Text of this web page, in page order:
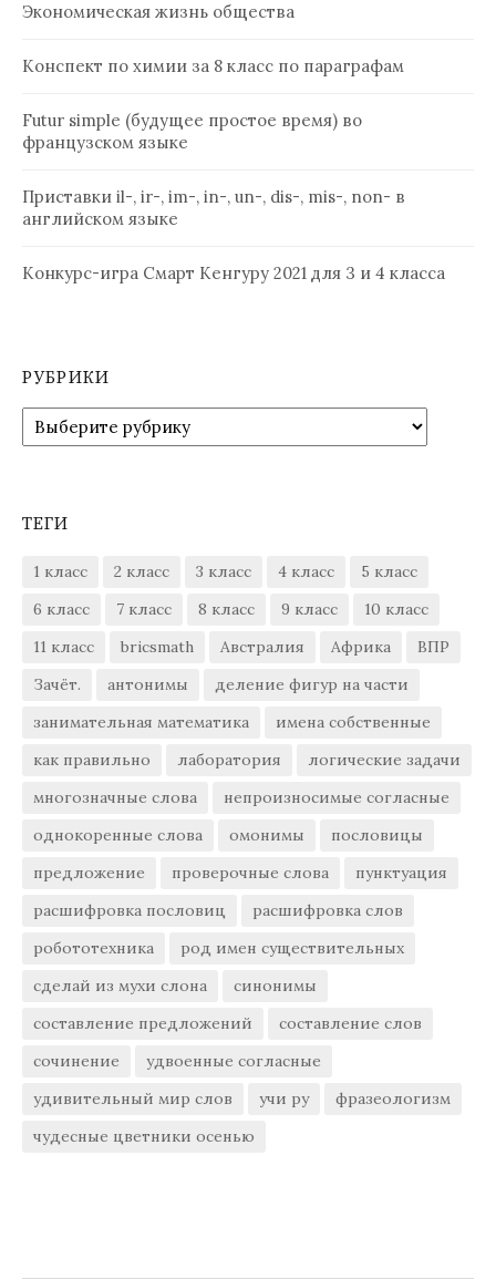
Экономическая жизнь общества
Конспект по химии за 8 класс по параграфам
Futur simple (будущее простое время) во
французском языке
Приставки il-, ir-, im-, in-, un-, dis-, mis-, non- в
английском языке
Конкурс-игра Смарт Кенгуру 2021 для 3 и 4 класса
РУБРИКИ
Рубрики
ТЕГИ
1 класс 2 класс 3 класс 4 класс
5 класс
6 класс
7 класс 8 класс 9 класс
10 класс
11 класс
bricsmath Австралия Африка
ВПР
Зачёт.
антонимы
деление фигур на части
занимательная математика
имена собственные
как правильно
лаборатория
логические задачи
многозначные слова
непроизносимые согласные
однокоренные слова
омонимы
пословицы
предложение
проверочные слова
пунктуация
расшифровка пословиц
расшифровка слов
робототехника
род имен существительных
сделай из мухи слона
синонимы
составление предложений
составление слов
сочинение
удвоенные согласные
удивительный мир слов
учи ру
фразеологизм
чудесные цветники осенью